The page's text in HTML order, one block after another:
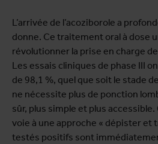
L’arrivée de l’acoziborole a
donne. Ce traitement oral à dose
révolutionner la prise en charge
Les essais cliniques de phase III
de 98,1 %, quel que soit le stade
ne nécessite plus de ponction
sûr, plus simple et plus
voie à une approche « dépister et
testés positifs sont